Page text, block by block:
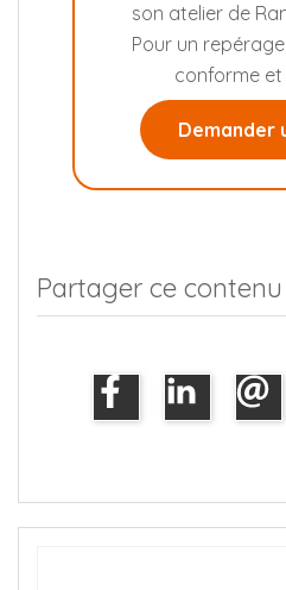
son atelier de
Pour un
conforme
Demander
Partager ce contenu